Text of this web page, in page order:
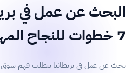
البحث عن عمل في
7 خطوات للنجاح المهني
بحث عن عمل في بريطانيا يتطلب فهم